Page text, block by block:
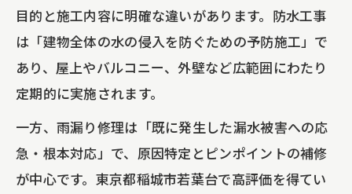
目的と施工内容に明確な違いがあります。防水工事
は「建物全体の水の侵入を防ぐための予防施工」で
あり、屋上やバルコニー、外壁など広範囲にわたり
定期的に実施されます。
一方、雨漏り修理は「既に発生した漏水被害への応
急・根本対応」で、原因特定とピンポイントの補修
が中心です。東京都稲城市若葉台で高評価を得てい